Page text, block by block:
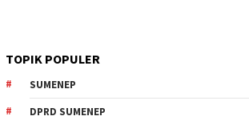
TOPIK POPULER
SUMENEP
DPRD SUMENEP